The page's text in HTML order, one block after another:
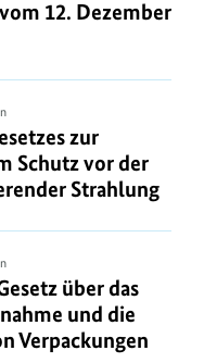
12. Dezember
zur
Schutz vor der
Strahlung
über das
und die
Verpackungen